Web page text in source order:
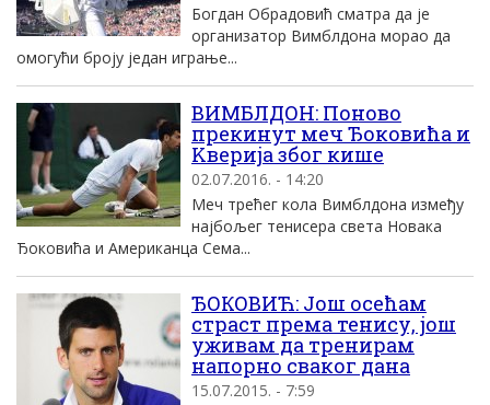
Богдан Обрадовић сматра да је
организатор Вимблдона морао да
омогући броју један играње...
ВИМБЛДОН: Поново
прекинут меч Ђоковића и
Kвериjа због кише
02.07.2016. - 14:20
Mеч трећег кола Вимблдона између
наjбољег тенисера света Новака
Ђоковића и Aмериканца Сема...
ЂОКОВИЋ: Још осећам
страст према тенису, још
уживам да тренирам
напорно сваког дана
15.07.2015. - 7:59